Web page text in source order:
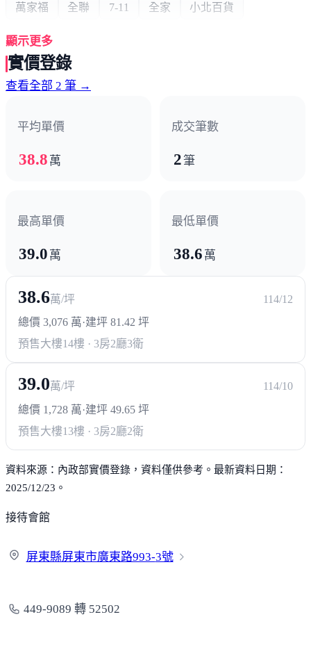
萬家福 全聯 7-11 全家 小北百貨
熱門商圈
國稅局
其他
顯示更多
實價登錄
查看全部 2 筆 →
平均單價
38.8 萬
成交筆數
2筆
最高單價
39.0 萬
最低單價
38.6 萬
38.6萬/坪
114/12
總價 3,076 萬·建坪 81.42 坪
預售大樓14樓 · 3房2廳3衛
39.0萬/坪
114/10
總價 1,728 萬·建坪 49.65 坪
預售大樓13樓 · 3房2廳2衛
資料來源：內政部實價登錄，資料僅供參考。最新資料日期：
2025/12/23。
接待會館
屏東縣屏東市廣東路993-3號
449-9089 轉 52502